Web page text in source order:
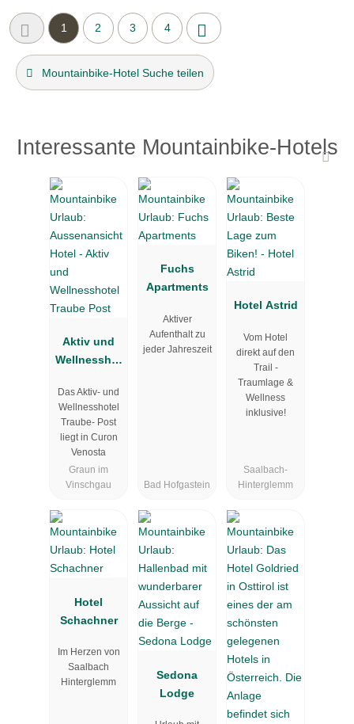
1 2 3 4
Mountainbike-Hotel Suche teilen
Interessante Mountainbike-Hotels
Aktiv und
Wellnesshot
Post
Das Aktiv- und
Wellnesshotel
Traube- Post
liegt in Curon
Venosta
Graun im
Vinschgau
Fuchs
Apartments
Aktiver
Aufenthalt zu
jeder Jahreszeit
Bad Hofgastein
Hotel Astrid
Vom Hotel
direkt auf den
Trail -
Traumlage &
Wellness
inklusive!
Saalbach-
Hinterglemm
Hotel
Schachner
Im Herzen von
Saalbach
Hinterglemm
Sedona
Lodge